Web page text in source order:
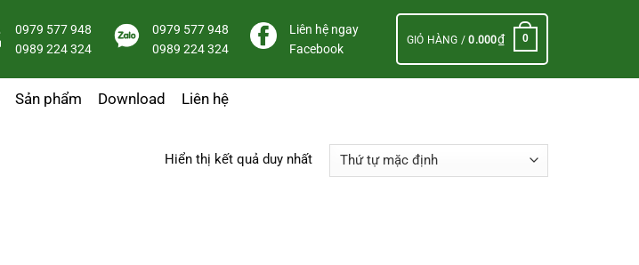
0979 577 948
0989 224 324
0979 577 948
0989 224 324
Liên hệ ngay
Facebook
GIỎ HÀNG /0.000₫ 0
Sản phẩm Download Liên hệ
Hiển thị kết quả duy nhất